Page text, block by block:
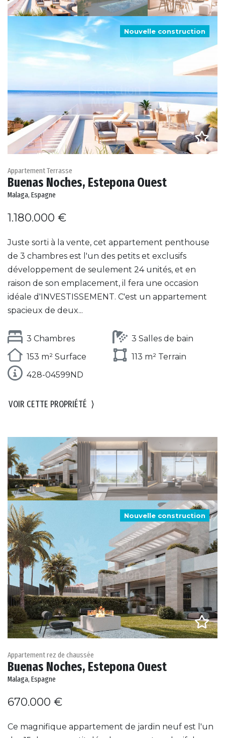
Nouvelle construction
Appartement Terrasse
Buenas Noches, Estepona Ouest
Malaga, Espagne
1.180.000 €
Juste sorti à la vente, cet appartement penthouse
de 3 chambres est l'un des petits et exclusifs
développement de seulement 24 unités, et en
raison de son emplacement, il fera une occasion
idéale d'INVESTISSEMENT. C'est un appartement
spacieux de deux...
3 Chambres
3 Salles de bain
153 m² Surface
113 m² Terrain
428-04599ND
VOIR CETTE PROPRIÉTÉ ⟩
Nouvelle construction
Appartement rez de chaussée
Buenas Noches, Estepona Ouest
Malaga, Espagne
670.000 €
Ce magnifique appartement de jardin neuf est l'un